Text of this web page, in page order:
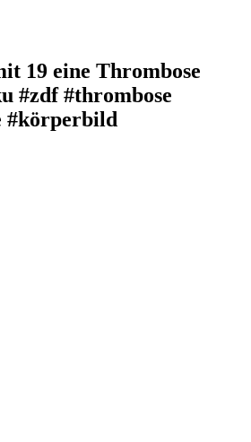
19 eine Thrombose
#zdf #thrombose
#körperbild